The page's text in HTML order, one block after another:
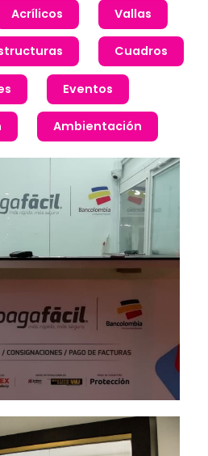
Acrílicos Vallas
Cuadros
Eventos
Ambientación